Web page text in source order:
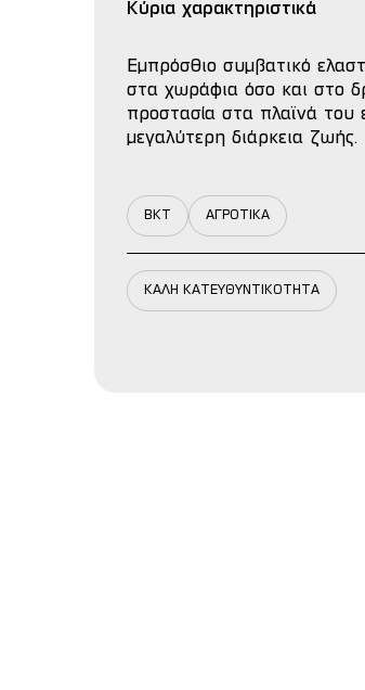
Κύρια χαρακτηριστικά
Εμπρόσθιο συμβατικό
στα χωράφια όσο και στο
προστασία στα πλαϊνά του
μεγαλύτερη διάρκεια ζωής.
BKT ΑΓΡΟΤΙΚΑ
ΚΑΛΗ ΚΑΤΕΥΘΥΝΤΙΚΟΤΗΤΑ